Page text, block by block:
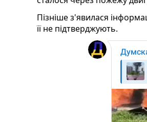
Пізніше з'явилася
її не підтверджують.